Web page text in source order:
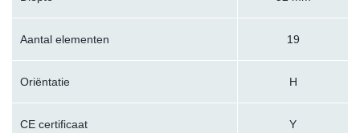
Aantal elementen 19
Oriëntatie H
CE certificaat Y